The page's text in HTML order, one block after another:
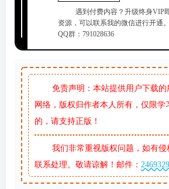
遇到付费内容？升级终身VIP
资源，可以联系我的微信进行开通。
QQ群：791028636
免责声明：本站提供用户下载的
网络，版权归作者本人所有，仅限学
的，请支持正版！
我们非常重视版权问题，如有侵
联系处理。敬请谅解！邮件：